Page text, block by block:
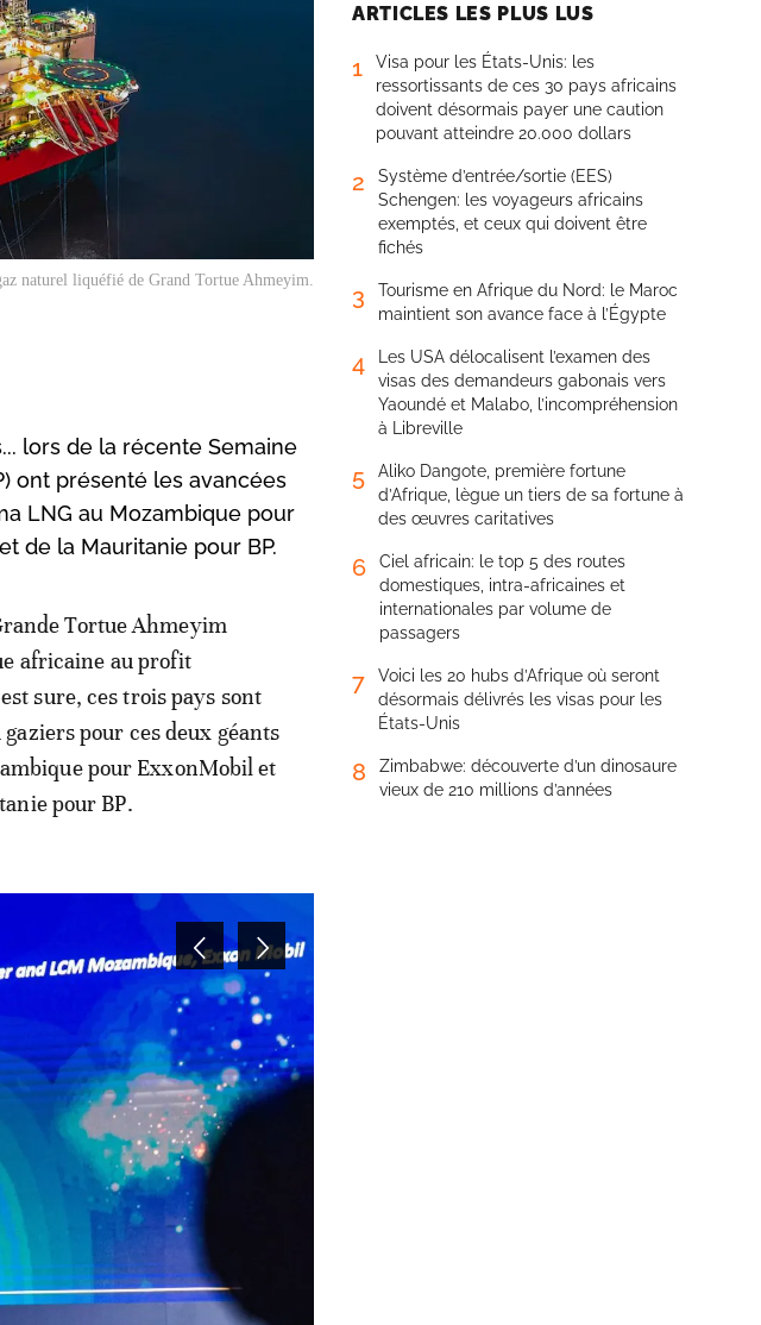
naturel liquéfié de Grand Tortue Ahmeyim.
lors de la récente Semaine
ont présenté les avancées
LNG au Mozambique pour
de la Mauritanie pour BP.
Tortue Ahmeyim
africaine au profit
sure, ces trois pays sont
pour ces deux géants
pour ExxonMobil et
pour BP.
ARTICLES LES PLUS LUS
1
Visa pour les États-Unis: les
ressortissants de ces 30 pays africains
doivent désormais payer une caution
pouvant atteindre 20.000 dollars
2
Système d’entrée/sortie (EES)
Schengen: les voyageurs africains
exemptés, et ceux qui doivent être
fichés
3
Tourisme en Afrique du Nord: le Maroc
maintient son avance face à l’Égypte
4
Les USA délocalisent l’examen des
visas des demandeurs gabonais vers
Yaoundé et Malabo, l’incompréhension
à Libreville
5
Aliko Dangote, première fortune
d’Afrique, lègue un tiers de sa fortune à
des œuvres caritatives
6
Ciel africain: le top 5 des routes
domestiques, intra-africaines et
internationales par volume de
passagers
7
Voici les 20 hubs d’Afrique où seront
désormais délivrés les visas pour les
États-Unis
8
Zimbabwe: découverte d’un dinosaure
vieux de 210 millions d’années